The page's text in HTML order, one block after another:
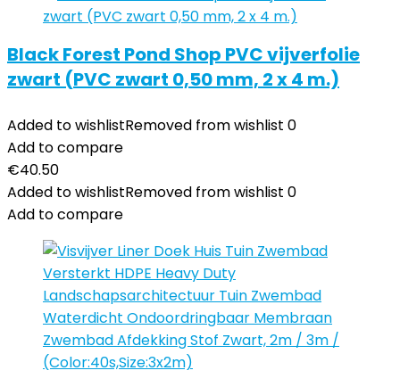
Black Forest Pond Shop PVC vijverfolie
zwart (PVC zwart 0,50 mm, 2 x 4 m.)
Added to wishlistRemoved from wishlist 0
Add to compare
€40.50
Added to wishlistRemoved from wishlist 0
Add to compare